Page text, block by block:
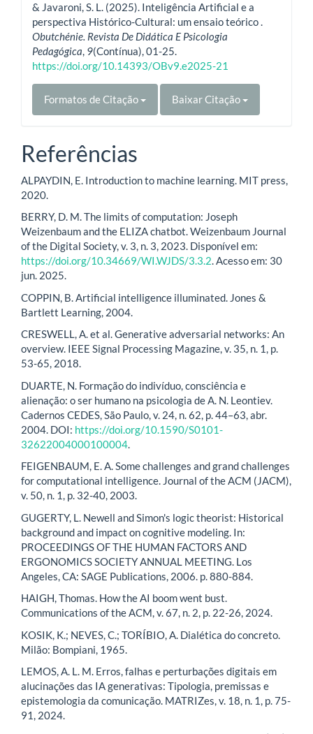
& Javaroni, S. L. (2025). Inteligência Artificial e a
perspectiva Histórico-Cultural: um ensaio teórico .
Obutchénie. Revista De Didática E Psicologia
Pedagógica, 9(Contínua), 01-25.
https://doi.org/10.14393/OBv9.e2025-21
Formatos de Citação Baixar Citação
Referências
ALPAYDIN, E. Introduction to machine learning. MIT press,
2020.
BERRY, D. M. The limits of computation: Joseph
Weizenbaum and the ELIZA chatbot. Weizenbaum Journal
of the Digital Society, v. 3, n. 3, 2023. Disponível em:
https://doi.org/10.34669/WI.WJDS/3.3.2. Acesso em: 30
jun. 2025.
COPPIN, B. Artificial intelligence illuminated. Jones &
Bartlett Learning, 2004.
CRESWELL, A. et al. Generative adversarial networks: An
overview. IEEE Signal Processing Magazine, v. 35, n. 1, p.
53-65, 2018.
DUARTE, N. Formação do indivíduo, consciência e
alienação: o ser humano na psicologia de A. N. Leontiev.
Cadernos CEDES, São Paulo, v. 24, n. 62, p. 44–63, abr.
2004. DOI: https://doi.org/10.1590/S0101-
32622004000100004
FEIGENBAUM, E. A. Some challenges and grand challenges
for computational intelligence. Journal of the ACM (JACM),
v. 50, n. 1, p. 32-40, 2003.
GUGERTY, L. Newell and Simon's logic theorist: Historical
background and impact on cognitive modeling. In:
PROCEEDINGS OF THE HUMAN FACTORS AND
ERGONOMICS SOCIETY ANNUAL MEETING. Los
Angeles, CA: SAGE Publications, 2006. p. 880-884.
HAIGH, Thomas. How the AI boom went bust.
Communications of the ACM, v. 67, n. 2, p. 22-26, 2024.
KOSIK, K.; NEVES, C.; TORÍBIO, A. Dialética do concreto.
Milão: Bompiani, 1965.
LEMOS, A. L. M. Erros, falhas e perturbações digitais em
alucinações das IA generativas: Tipologia, premissas e
epistemologia da comunicação. MATRIZes, v. 18, n. 1, p. 75-
91, 2024.